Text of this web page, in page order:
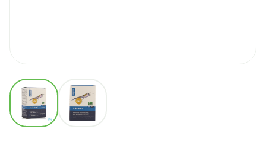
View larger imageView larger image